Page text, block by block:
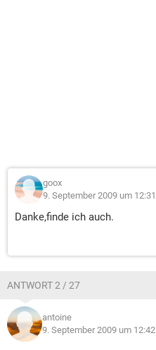
goox
9. September 2009 um 12:31
Danke,finde ich auch.
ANTWORT 2 / 27
antoine
9. September 2009 um 12:42